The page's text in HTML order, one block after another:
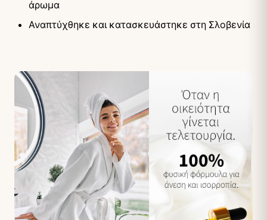
άρωμα
Αναπτύχθηκε και κατασκευάστηκε στη Σλοβενία